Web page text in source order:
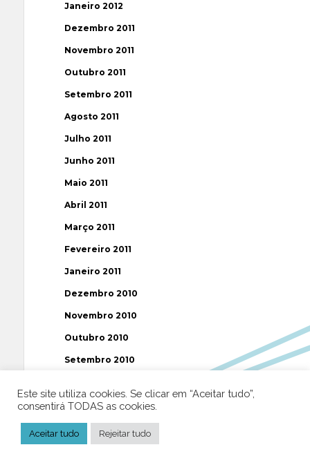
Janeiro 2012
Dezembro 2011
Novembro 2011
Outubro 2011
Setembro 2011
Agosto 2011
Julho 2011
Junho 2011
Maio 2011
Abril 2011
Março 2011
Fevereiro 2011
Janeiro 2011
Dezembro 2010
Novembro 2010
Outubro 2010
Setembro 2010
Julho 2010
Junho 2010
Este site utiliza cookies. Se clicar em “Aceitar tudo”,
consentirá TODAS as cookies.
Aceitar tudo Rejeitar tudo